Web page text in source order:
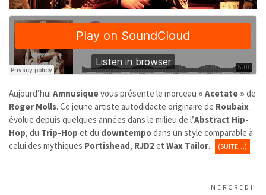
Aujourd’hui Amnusiquevous présente le morceau « Acetate » de
Roger Molls. Ce jeune artiste autodidacte originaire de Roubaix
évolue depuis quelques années dans le milieu de l’Abstract Hip-
Hop, du Trip-Hop et du downtempodans un style comparable à
celui des mythiques Portishead, RJD2et Wax Tailor. (SUITE…)
MERCREDI